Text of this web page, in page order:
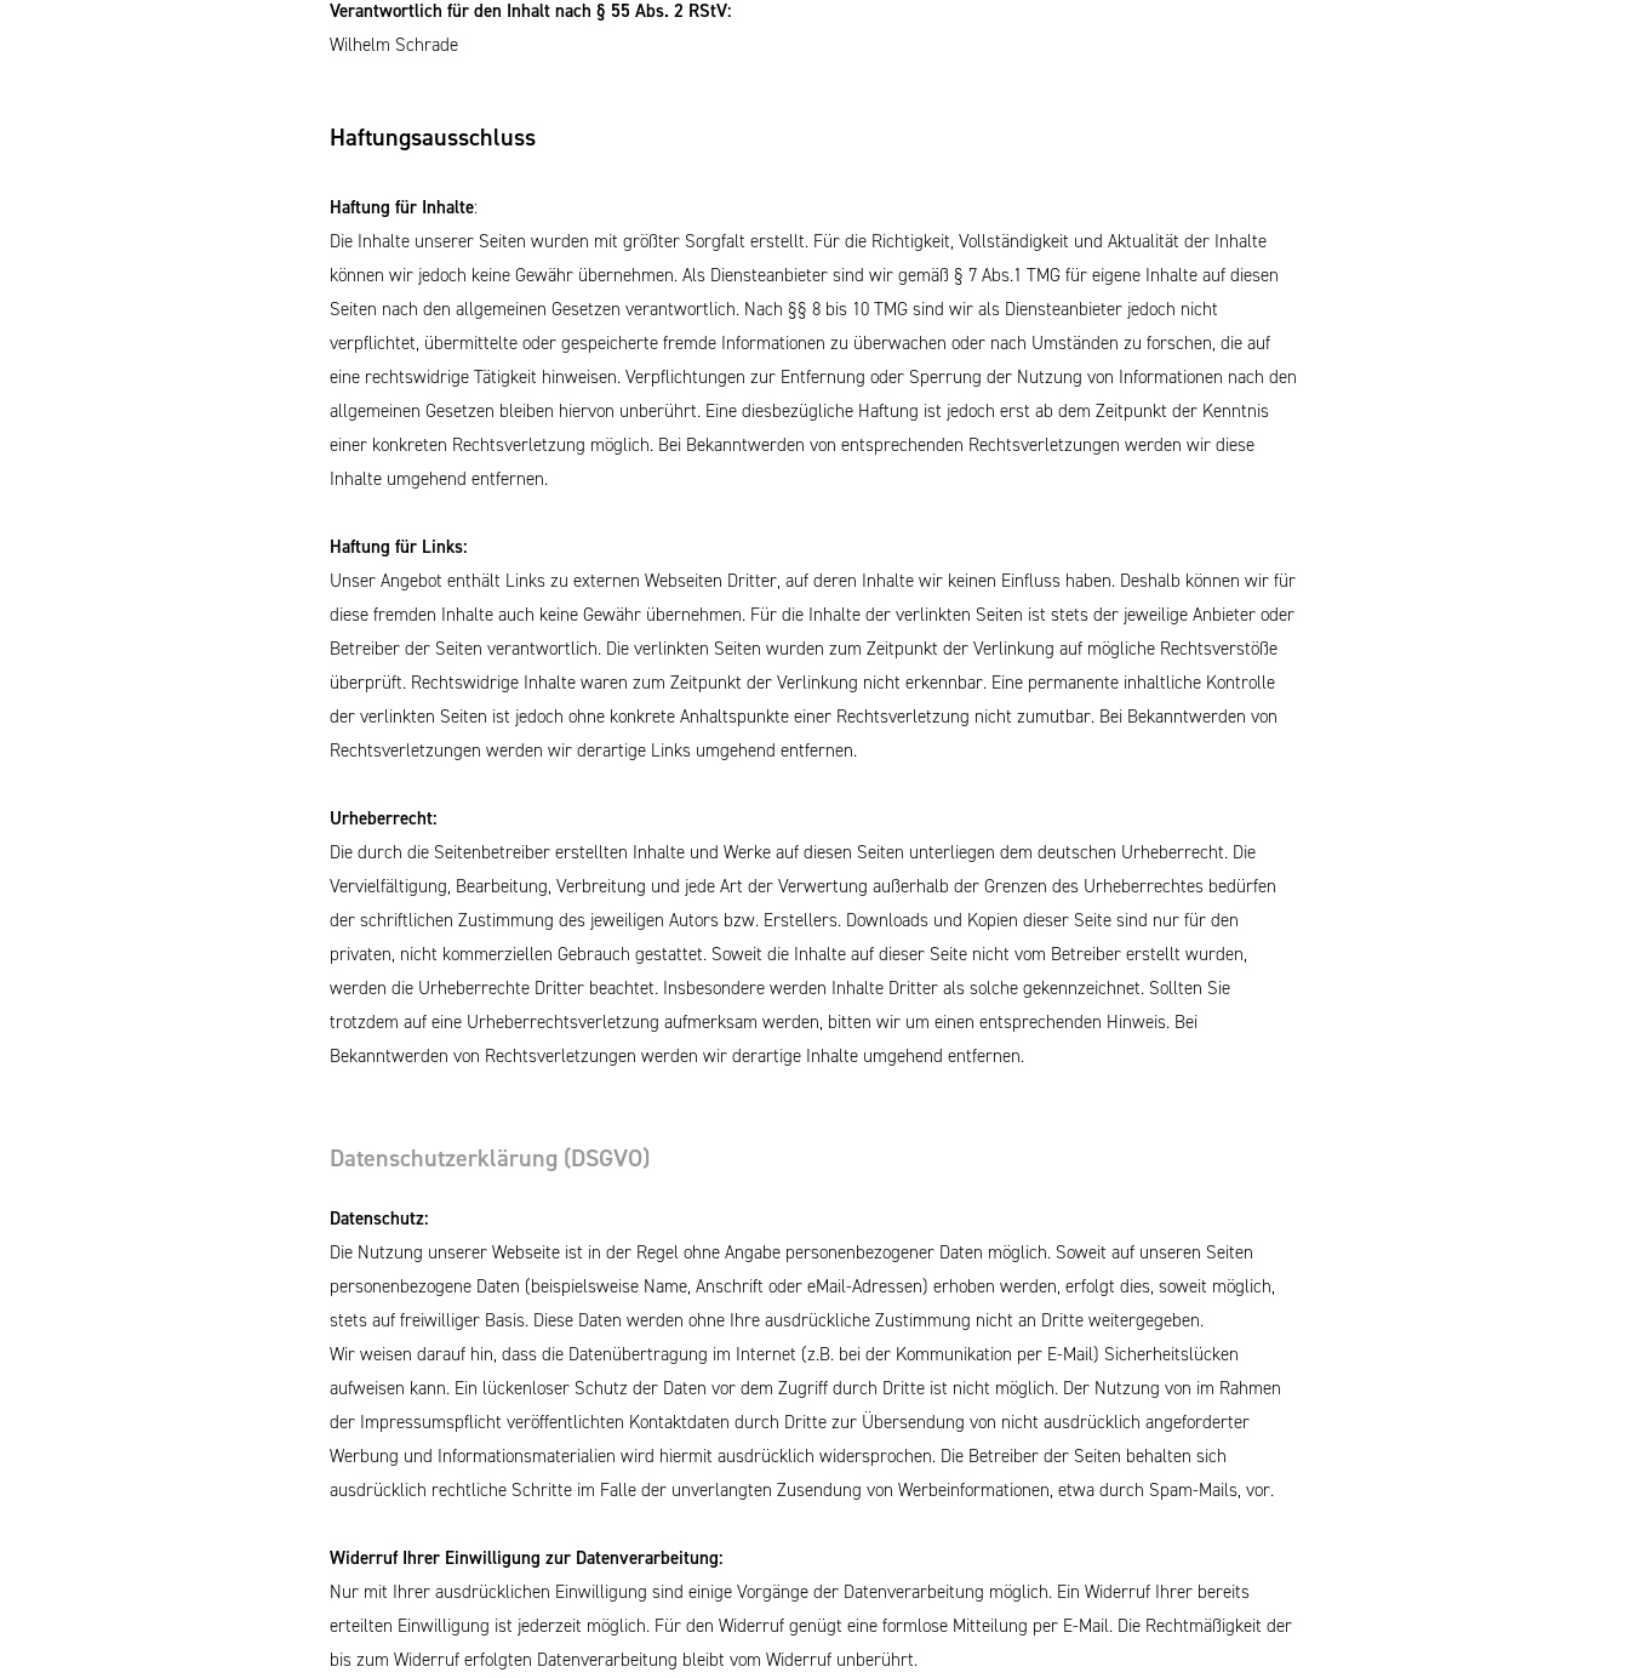
Verantwortlich für den Inhalt nach § 55 Abs. 2 RStV:
Wilhelm Schrade
Haftungsausschluss
Haftung für Inhalte:
Die Inhalte unserer Seiten wurden mit größter Sorgfalt erstellt. Für die Richtigkeit, Vollständigkeit und Aktualität der Inhalte
können wir jedoch keine Gewähr übernehmen. Als Diensteanbieter sind wir gemäß § 7 Abs.1 TMG für eigene Inhalte auf diesen
Seiten nach den allgemeinen Gesetzen verantwortlich. Nach §§ 8 bis 10 TMG sind wir als Diensteanbieter jedoch nicht
verpflichtet, übermittelte oder gespeicherte fremde Informationen zu überwachen oder nach Umständen zu forschen, die auf
eine rechtswidrige Tätigkeit hinweisen. Verpflichtungen zur Entfernung oder Sperrung der Nutzung von Informationen nach den
allgemeinen Gesetzen bleiben hiervon unberührt. Eine diesbezügliche Haftung ist jedoch erst ab dem Zeitpunkt der Kenntnis
einer konkreten Rechtsverletzung möglich. Bei Bekanntwerden von entsprechenden Rechtsverletzungen werden wir diese
Inhalte umgehend entfernen.
Haftung für Links:
Unser Angebot enthält Links zu externen Webseiten Dritter, auf deren Inhalte wir keinen Einfluss haben. Deshalb können wir für
diese fremden Inhalte auch keine Gewähr übernehmen. Für die Inhalte der verlinkten Seiten ist stets der jeweilige Anbieter oder
Betreiber der Seiten verantwortlich. Die verlinkten Seiten wurden zum Zeitpunkt der Verlinkung auf mögliche Rechtsverstöße
überprüft. Rechtswidrige Inhalte waren zum Zeitpunkt der Verlinkung nicht erkennbar. Eine permanente inhaltliche Kontrolle
der verlinkten Seiten ist jedoch ohne konkrete Anhaltspunkte einer Rechtsverletzung nicht zumutbar. Bei Bekanntwerden von
Rechtsverletzungen werden wir derartige Links umgehend entfernen.
Urheberrecht:
Die durch die Seitenbetreiber erstellten Inhalte und Werke auf diesen Seiten unterliegen dem deutschen Urheberrecht. Die
Vervielfältigung, Bearbeitung, Verbreitung und jede Art der Verwertung außerhalb der Grenzen des Urheberrechtes bedürfen
der schriftlichen Zustimmung des jeweiligen Autors bzw. Erstellers. Downloads und Kopien dieser Seite sind nur für den
privaten, nicht kommerziellen Gebrauch gestattet. Soweit die Inhalte auf dieser Seite nicht vom Betreiber erstellt wurden,
werden die Urheberrechte Dritter beachtet. Insbesondere werden Inhalte Dritter als solche gekennzeichnet. Sollten Sie
trotzdem auf eine Urheberrechtsverletzung aufmerksam werden, bitten wir um einen entsprechenden Hinweis. Bei
Bekanntwerden von Rechtsverletzungen werden wir derartige Inhalte umgehend entfernen.
Datenschutzerklärung (DSGVO)
Datenschutz:
Die Nutzung unserer Webseite ist in der Regel ohne Angabe personenbezogener Daten möglich. Soweit auf unseren Seiten
personenbezogene Daten (beispielsweise Name, Anschrift oder eMail-Adressen) erhoben werden, erfolgt dies, soweit möglich,
stets auf freiwilliger Basis. Diese Daten werden ohne Ihre ausdrückliche Zustimmung nicht an Dritte weitergegeben.
Wir weisen darauf hin, dass die Datenübertragung im Internet (z.B. bei der Kommunikation per E-Mail) Sicherheitslücken
aufweisen kann. Ein lückenloser Schutz der Daten vor dem Zugriff durch Dritte ist nicht möglich. Der Nutzung von im Rahmen
der Impressumspflicht veröffentlichten Kontaktdaten durch Dritte zur Übersendung von nicht ausdrücklich angeforderter
Werbung und Informationsmaterialien wird hiermit ausdrücklich widersprochen. Die Betreiber der Seiten behalten sich
ausdrücklich rechtliche Schritte im Falle derunverlangten Zusendung von Werbeinformationen, etwa durch Spam-Mails, vor.
Widerruf Ihrer Einwilligung zur Datenverarbeitung:
Nur mit Ihrer ausdrücklichen Einwilligung sind einige Vorgänge der Datenverarbeitung möglich. Ein Widerruf Ihrer bereits
erteilten Einwilligung ist jederzeit möglich. Für den Widerruf genügt eine formlose Mitteilung per E-Mail. Die Rechtmäßigkeit der
bis zum Widerruf erfolgten Datenverarbeitung bleibt vom Widerruf unberührt.